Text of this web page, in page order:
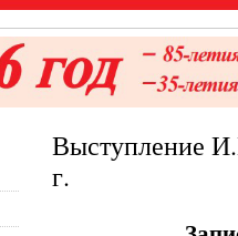
Выступление
г.